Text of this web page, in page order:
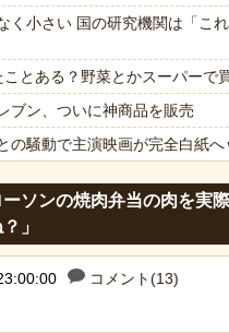
く小さい 国の研究機関は「これ
とある？野菜とかスーパーで
ブン、ついに神商品を販売
の騒動で主演映画が完全白紙へ
ーソンの焼肉弁当の肉を実
」
コメント(13)